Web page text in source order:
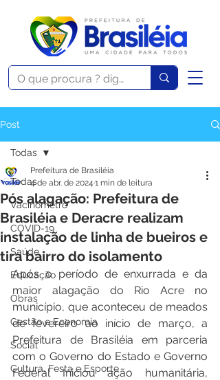
Post
Todas
Vacinômetro
COVID-19
Saúde
Educação
Obras
Gestão e Economia
Social
Cultura, Festa e Esporte
Todas
Pós alagação: Prefeitura de
Brasiléia e Deracre realizam
instalação de linha de bueiros e
tira bairro do isolamento
Prefeitura de Brasiléia
4 de abr. de 2024 1 min de leitura
Após o período de enxurrada e da
maior alagação do Rio Acre no
município, que aconteceu de meados
de fevereiro ao início de março, a
Prefeitura de Brasiléia em parceria
com o Governo do Estado e Governo
Federal Iniciou ação humanitária,